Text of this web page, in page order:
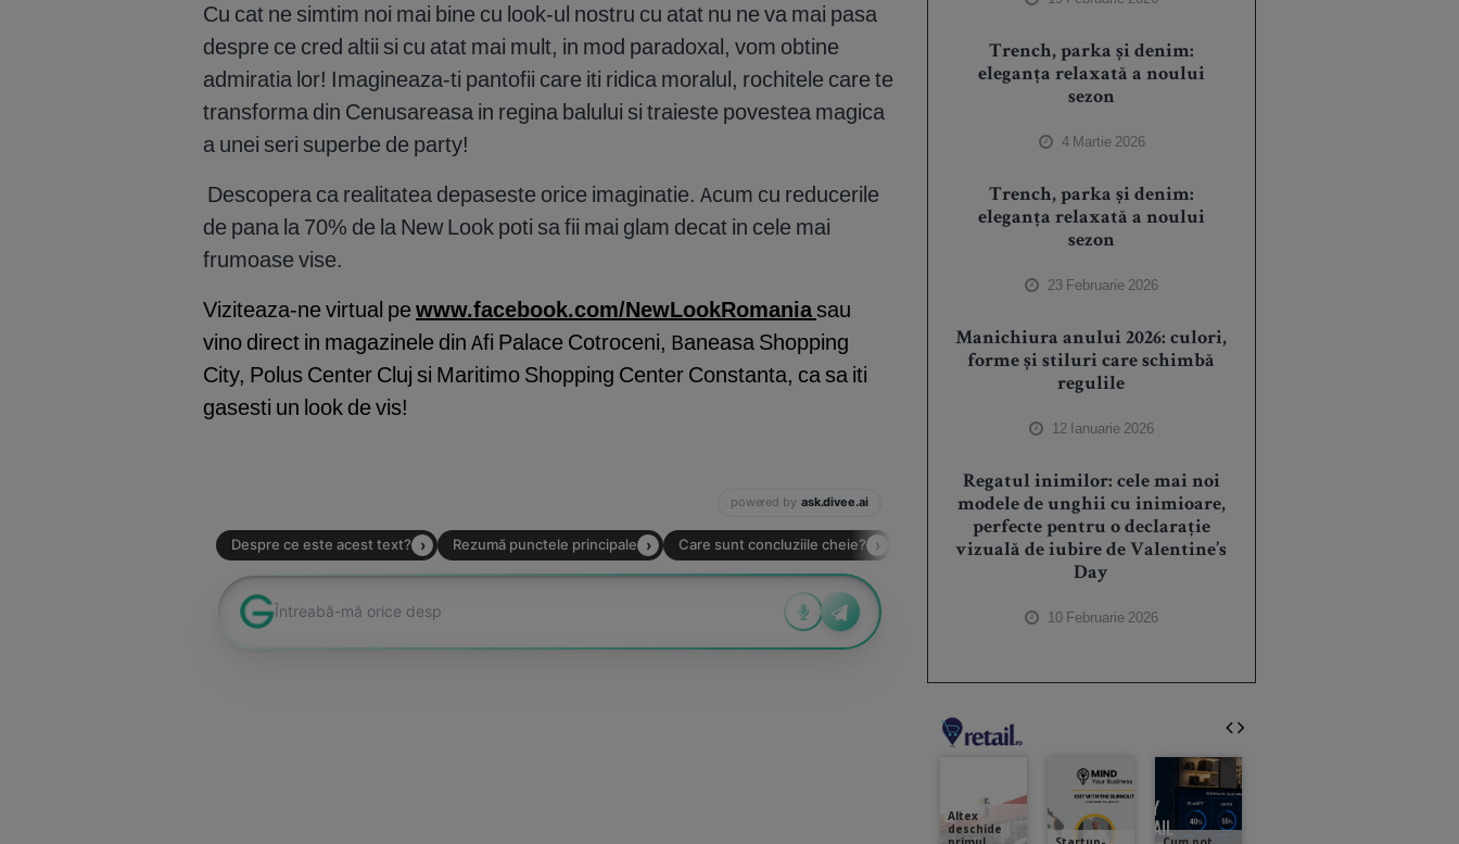
Cu cat ne simtim noi mai bine cu look-ul nostru cu atat nu ne va mai pasa
despre ce cred altii si cu atat mai mult, in mod paradoxal, vom obtine
admiratia lor! Imagineaza-ti pantofii care iti ridica moralul, rochitele care te
transforma din Cenusareasa in regina balului si traieste povestea magica
a unei seri superbe de party!
Descopera ca realitatea depaseste orice imaginatie. Acum cu reducerile
de pana la 70% de la New Look poti sa fii mai glam decat in cele mai
frumoase vise.
Viziteaza-ne virtual pewww.facebook.com/NewLookRomaniasau
vino direct in magazinele din Afi Palace Cotroceni, Baneasa Shopping
City, Polus Center Cluj si Maritimo Shopping Center Constanta, ca sa iti
gasesti un look de vis!
Trench, parka și denim:
eleganța relaxată a noului
sezon
4 Martie 2026
Trench, parka și denim:
eleganța relaxată a noului
sezon
23 Februarie 2026
Manichiura anului 2026: culori,
forme și stiluri care schimbă
regulile
12 Ianuarie 2026
Regatul inimilor: cele mai noi
modele de unghii cu inimioare,
perfecte pentru o declarație
vizuală de iubire de Valentine’s
Day
10 Februarie 2026